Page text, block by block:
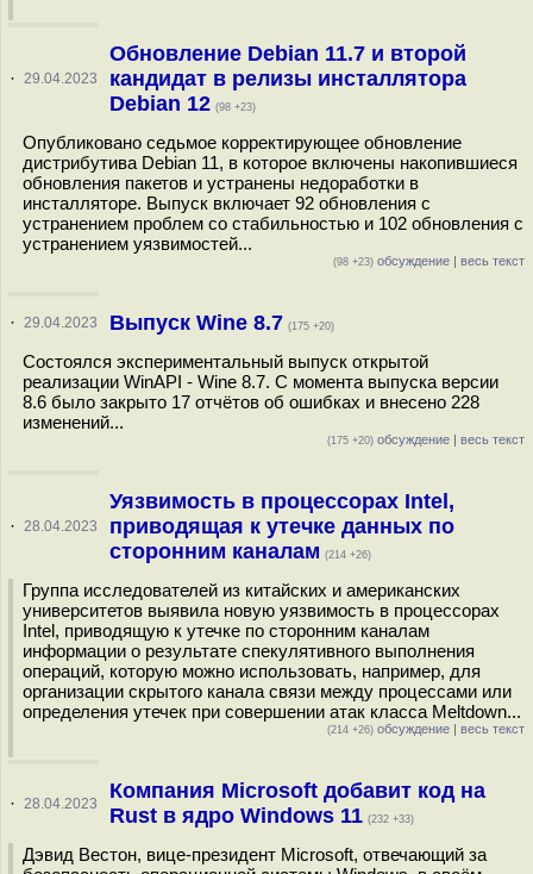
· 29.04.2023
Обновление Debian 11.7 и второй
кандидат в релизы инсталлятора
Debian 12 (98 +23)
Опубликовано седьмое корректирующее обновление
дистрибутива Debian 11, в которое включены накопившиеся
обновления пакетов и устранены недоработки в
инсталляторе. Выпуск включает 92 обновления с
устранением проблем со стабильностью и 102 обновления с
устранением уязвимостей...
(98 +23) обсуждение | весь текст
· 29.04.2023 Выпуск Wine 8.7 (175 +20)
Состоялся экспериментальный выпуск открытой
реализации WinAPI - Wine 8.7. С момента выпуска версии
8.6 было закрыто 17 отчётов об ошибках и внесено 228
изменений...
(175 +20) обсуждение | весь текст
· 28.04.2023
Уязвимость в процессорах Intel,
приводящая к утечке данных по
сторонним каналам (214 +26)
Группа исследователей из китайских и американских
университетов выявила новую уязвимость в процессорах
Intel, приводящую к утечке по сторонним каналам
информации о результате спекулятивного выполнения
операций, которую можно использовать, например, для
организации скрытого канала связи между процессами или
определения утечек при совершении атак класса Meltdown...
(214 +26) обсуждение | весь текст
· 28.04.2023
Компания Microsoft добавит код на
Rust в ядро Windows 11 (232 +33)
Дэвид Вестон, вице-президент Microsoft, отвечающий за